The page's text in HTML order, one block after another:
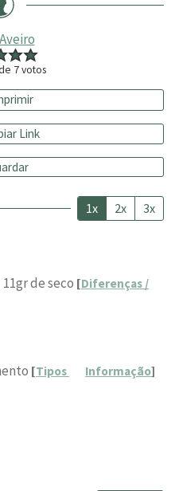
7votos
Link
1x 2x 3x
de seco [Diferenças /
[Tipos Informação]